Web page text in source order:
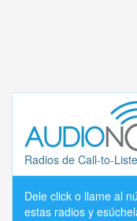
Radios de Call-to-
Dele click o llame al
estas radios y